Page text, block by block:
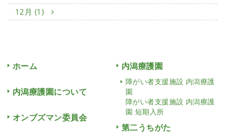
12月 (1)
ホーム
内潟療護園について
オンブズマン委員会
内潟療護園
障がい者支援施設 内潟療護
園
障がい者支援施設 内潟療護
園 短期入所
第二うちがた